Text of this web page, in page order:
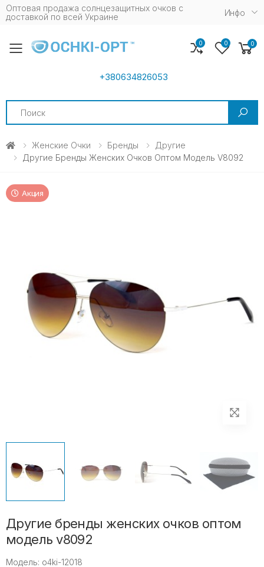
Оптовая продажа солнцезащитных очков c
доставкой по всей Украине
Инфо
Toggle mobile menu
+380634826053
Search
0 0 0
Женские Очки Бренды
Другие
Другие Бренды Женских Очков Оптом Модель V8092
Акция
Другие бренды женских очков оптом
модель v8092
Модель: o4ki-12018